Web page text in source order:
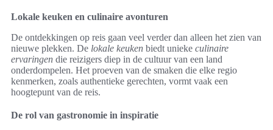
Lokale keuken en culinaire avonturen
De ontdekkingen op reis gaan veel verder dan alleen het zien van
nieuwe plekken. De lokale keuken biedt unieke culinaire
ervaringen die reizigers diep in de cultuur van een land
onderdompelen. Het proeven van de smaken die elke regio
kenmerken, zoals authentieke gerechten, vormt vaak een
hoogtepunt van de reis.
De rol van gastronomie in inspiratie